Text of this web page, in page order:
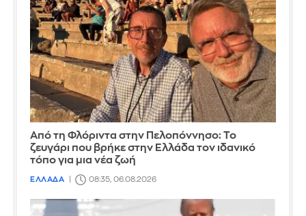
Από τη Φλόριντα στην Πελοπόννησο: Το
ζευγάρι που βρήκε στην Ελλάδα τον ιδανικό
τόπο για μια νέα ζωή
ΕΛΛΑΔΑ 08:35, 06.08.2026